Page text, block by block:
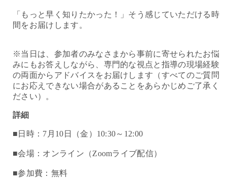
「もっと早く知りたかった！」そう感じていただける時
間をお届けします。
※当日は、参加者のみなさまから事前に寄せられたお悩
みにもお答えしながら、専門的な視点と指導の現場経験
の両面からアドバイスをお届けします（すべてのご質問
にお応えできない場合があることをあらかじめご了承く
ださい）。
詳細
■日時：7月10日（金）10:30～12:00
■会場：オンライン（Zoomライブ配信）
■参加費：無料